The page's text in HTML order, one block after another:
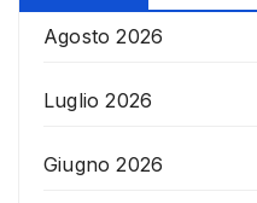
Agosto 2026
Luglio 2026
Giugno 2026